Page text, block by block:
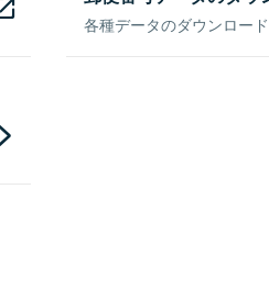
各種データのダウンロー